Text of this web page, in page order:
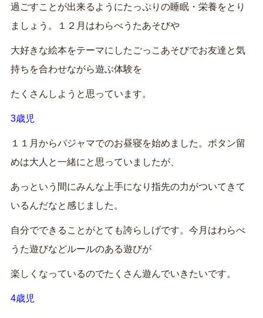
過ごすことが出来るようにたっぷりの睡眠・栄養をとり
ましょう。１２月はわらべうたあそびや
大好きな絵本をテーマにしたごっこあそびでお友達と気
持ちを合わせながら遊ぶ体験を
たくさんしようと思っています。
3歳児
１１月からパジャマでのお昼寝を始めました。ボタン留
めは大人と一緒にと思っていましたが、
あっという間にみんな上手になり指先の力がついてきて
いるんだなと感じました。
自分でできることがとても誇らしげです。今月はわらべ
うた遊びなどルールのある遊びが
楽しくなっているのでたくさん遊んでいきたいです。
4歳児